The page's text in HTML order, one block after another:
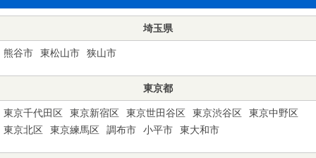
埼玉県
熊谷市 東松山市 狭山市
東京都
東京千代田区 東京新宿区 東京世田谷区 東京渋谷区
東京中野区
東京北区
東京練馬区 調布市 小平市 東大和市